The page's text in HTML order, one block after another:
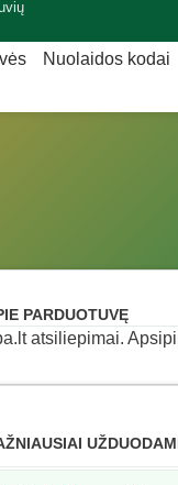
Nuolaidos kodai
PARDUOTUVĘ
atsiliepimai.